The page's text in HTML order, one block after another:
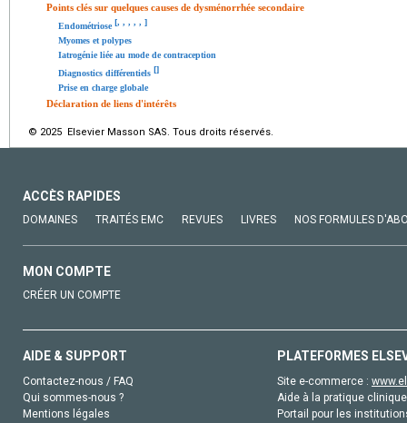
Points clés sur quelques causes de dysménorrhée secondaire
Endométriose[, , , , , ]
Myomes et polypes
Iatrogénie liée au mode de contraception
Diagnostics différentiels []
Prise en charge globale
Déclaration de liens d'intérêts
© 2025 Elsevier Masson SAS. Tous droits réservés.
ACCÈS RAPIDES
DOMAINES TRAITÉS EMC REVUES LIVRES NOS FORMULES
MON COMPTE
CRÉER UN COMPTE
AIDE & SUPPORT
Contactez-nous / FAQ
Qui sommes-nous ?
Mentions légales
PLATEFORMES
Site e-commerce :
Aide à la pratique
Portail pour les